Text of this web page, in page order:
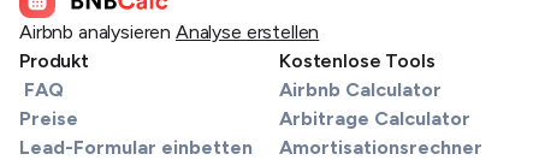
Airbnb analysieren Analyse erstellen
Produkt
FAQ
Preise
Lead-Formular einbetten
Kostenlose Tools
Airbnb Calculator
Arbitrage Calculator
Amortisationsrechner